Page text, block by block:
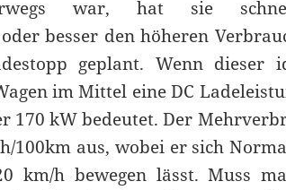
war, hat sie
besser den höheren
geplant. Wenn dieser
im Mittel eine DC
170 kW bedeutet. Der
100km aus, wobei er sich
km/h bewegen lässt. Muss